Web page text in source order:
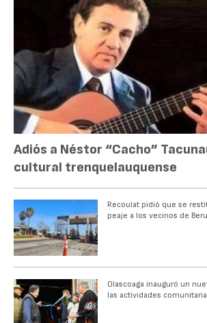
Adiós a Néstor “Cacho”
cultural trenquelauquense
Recoulat pidió que se
peaje a los vecinos de
Olascoaga inauguró un
las actividades